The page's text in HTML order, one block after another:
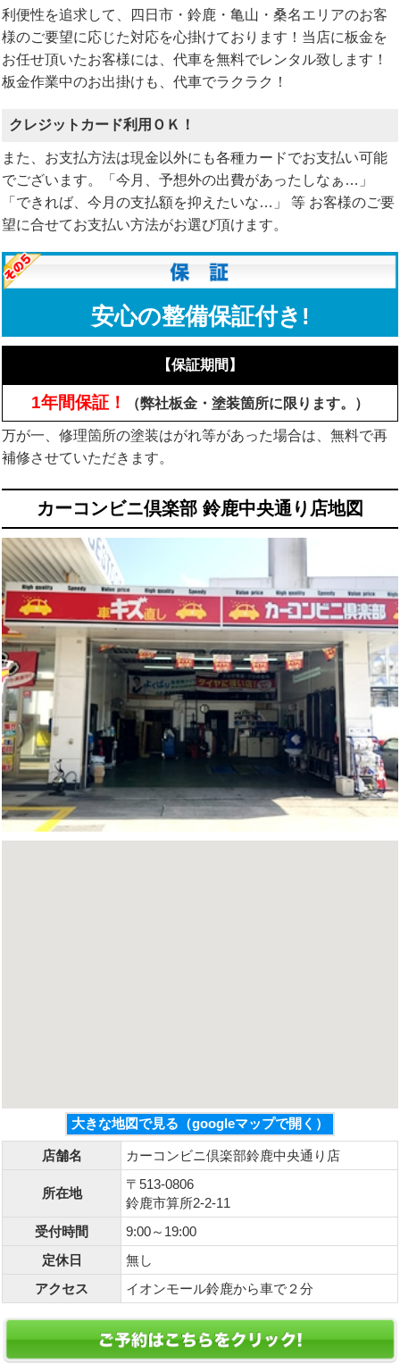
利便性を追求して、四日市・鈴鹿・亀山・桑名エリアのお客
様のご要望に応じた対応を心掛けております！当店に板金を
お任せ頂いたお客様には、代車を無料でレンタル致します！
板金作業中のお出掛けも、代車でラクラク！
クレジットカード利用ＯＫ！
また、お支払方法は現金以外にも各種カードでお支払い可能
でございます。「今月、予想外の出費があったしなぁ…」
「できれば、今月の支払額を抑えたいな…」 等 お客様のご要
望に合せてお支払い方法がお選び頂けます。
安心の整備保証付き!
【保証期間】
1年間保証！ （弊社板金・塗装箇所に限ります。）
万が一、修理箇所の塗装はがれ等があった場合は、無料で再
補修させていただきます。
カーコンビニ倶楽部 鈴鹿中央通り店地図
大きな地図で見る（googleマップで開く）
店舗名 カーコンビニ倶楽部鈴鹿中央通り店
所在地
〒513-0806
鈴鹿市算所2-2-11
受付時間
9:00～19:00
定休日
無し
アクセス
イオンモール鈴鹿から車で２分